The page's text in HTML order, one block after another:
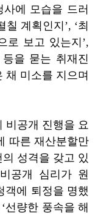
에 모습을 드러
계획인지’, ‘최
로 보고 있는지’,
을 묻는 취재진
채 미소를 지으며
비공개 진행을 요
따른 재산분할만
성격을 갖고 있
공개 심리가 원
객에 퇴정을 명했
선량한 풍속을 해